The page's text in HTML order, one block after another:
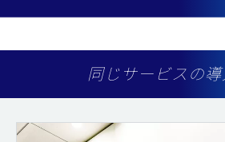
同じサービスの